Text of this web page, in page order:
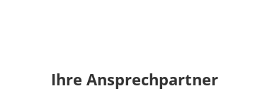
Ihre Ansprechpartner